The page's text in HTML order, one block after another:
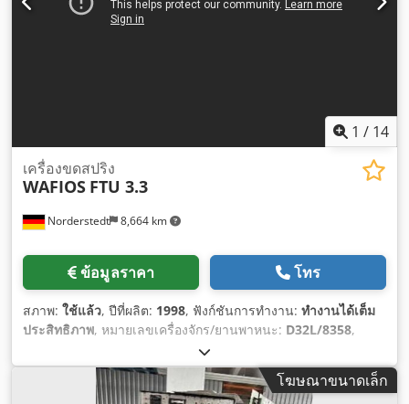
1 / 14
Norderstedt 8,664 km
เครื่องขดสปริง
WAFIOS FTU 3.3
ข้อมูลราคา โทร
สภาพ: ใช้แล้ว, ปีที่ผลิต: 1998, ฟังก์ชันการทำงาน: ทำงานได้เต็ม
ประสิทธิภาพ, หมายเลขเครื่องจักร/ยานพาหนะ: D32L/8358,
โฆษณาขนาดเล็ก